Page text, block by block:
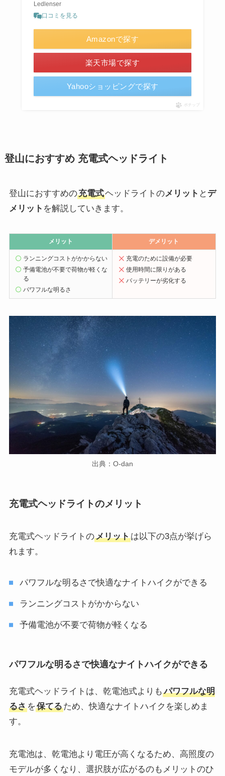
Ledlenser
口コミを見る
Amazonで探す
楽天市場で探す
Yahooショッピングで探す
ポチップ
登山におすすめ 充電式ヘッドライト
登山におすすめの充電式ヘッドライトのメリット と デ
メリット を解説していきます。
メリット デメリット
ランニングコストがかからない
予備電池が不要で荷物が軽くな
る
パワフルな明るさ
充電のために設備が必要
使用時間に限りがある
バッテリーが劣化する
出典：O-dan
充電式ヘッドライトのメリット
充電式ヘッドライトのメリットは以下の3点が挙げら
れます。
パワフルな明るさで快適なナイトハイクができる
ランニングコストがかからない
予備電池が不要で荷物が軽くなる
パワフルな明るさで快適なナイトハイクができる
充電式ヘッドライトは、乾電池式よりも パワフルな明
るさを保てるため、快適なナイトハイクを楽しめま
す。
充電池は、乾電池より電圧が高くなるため、高照度の
モデルが多くなり、選択肢が広がるのもメリットのひ